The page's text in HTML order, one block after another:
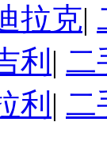
拉克|
利 | 二
利 | 二